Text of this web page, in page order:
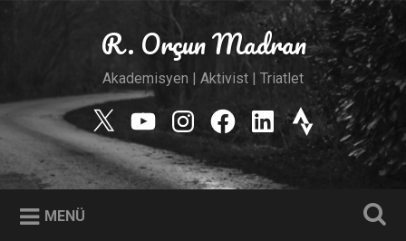
R. Orçun Madran
Akademisyen | Aktivist | Triatlet
TwitterYouTube
Instagram
Facebook
Linkedin
Strava
MENÜ